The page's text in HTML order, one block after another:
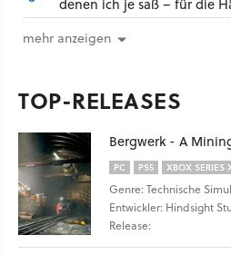
denen ich je saß – für die
mehr anzeigen
TOP-RELEASES
Bergwerk - A
PC PS5 XBOX SERIES
Genre: Technische
Entwickler: Hindsight
Release: